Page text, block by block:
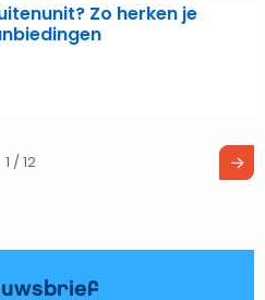
Zo herken je
1 / 12